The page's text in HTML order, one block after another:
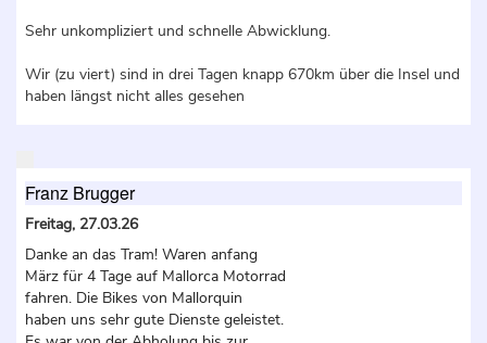
Sehr unkompliziert und schnelle Abwicklung.
Wir (zu viert) sind in drei Tagen knapp 670km über die Insel und
haben längst nicht alles gesehen
Franz Brugger
Freitag, 27.03.26
Danke an das Tram! Waren anfang
März für 4 Tage auf Mallorca Motorrad
fahren. Die Bikes von Mallorquin
haben uns sehr gute Dienste geleistet.